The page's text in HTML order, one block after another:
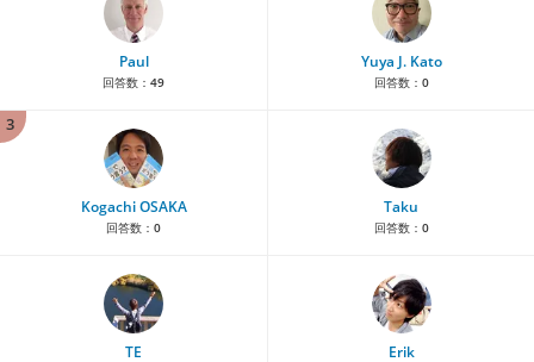
Paul
回答数： 49
Yuya J. Kato
回答数： 0
3
Kogachi OSAKA
回答数： 0
Taku
回答数： 0
TE Erik